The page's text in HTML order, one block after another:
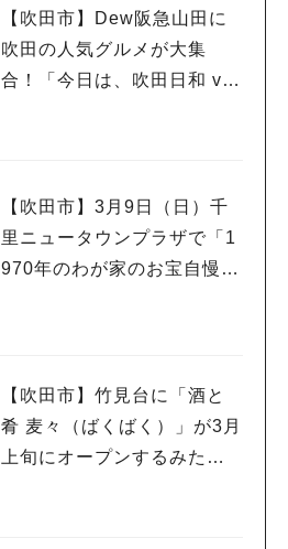
【吹田市】Dew阪急山田に
吹田の人気グルメが大集
合！「今日は、吹田日和 vo
【吹田市】3月9日（日）千
里ニュータウンプラザで「1
970年のわが家のお宝自慢大
【吹田市】竹見台に「酒と
肴 麦々（ばくばく）」が3月
上旬にオープンするみた